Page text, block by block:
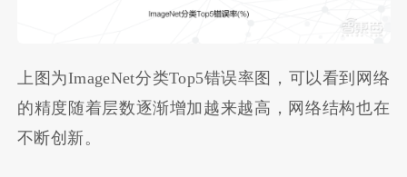
上图为ImageNet分类Top5错误率图，可以看到网络
的精度随着层数逐渐增加越来越高，网络结构也在
不断创新。